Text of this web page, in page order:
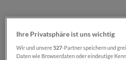
Ihre Privatsphäre ist uns wichtig
Wir und unsere527-Partner speichern und
Daten wie Browserdaten oder eindeutige